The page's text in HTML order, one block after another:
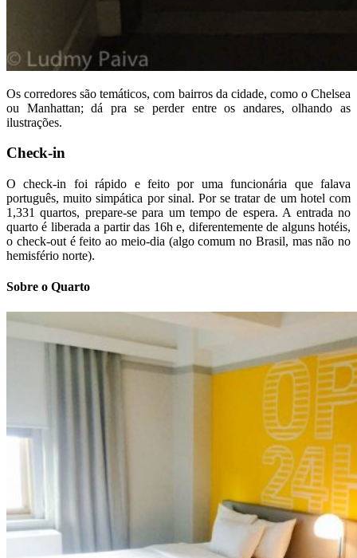
Os corredores são temáticos, com bairros da cidade, como o Chelsea
ou Manhattan; dá pra se perder entre os andares, olhando as
ilustrações.
Check-in
O check-in foi rápido e feito por uma funcionária que falava
português, muito simpática por sinal. Por se tratar de um hotel com
1,331 quartos, prepare-se para um tempo de espera. A entrada no
quarto é liberada a partir das 16h e, diferentemente de alguns hotéis,
o check-out é feito ao meio-dia (algo comum no Brasil, mas não no
hemisfério norte).
Sobre o Quarto